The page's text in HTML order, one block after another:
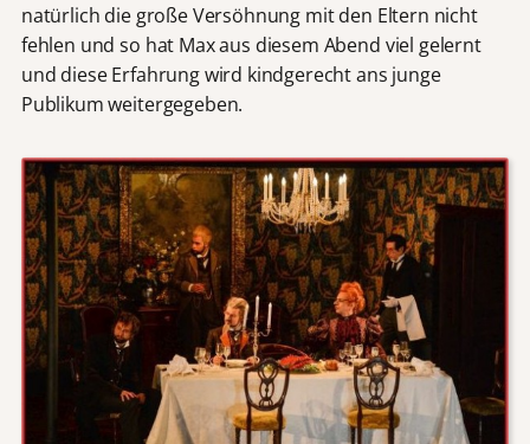
natürlich die große Versöhnung mit den Eltern nicht
fehlen und so hat Max aus diesem Abend viel gelernt
und diese Erfahrung wird kindgerecht ans junge
Publikum weitergegeben.